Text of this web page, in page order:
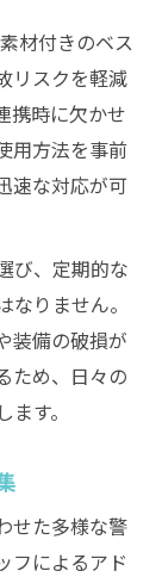
材付きのベス
リスクを軽減
携時に欠かせ
用方法を事前
速な対応が可
び、定期的な
りません。
装備の破損が
ため、日々の
す。
せた多様な警
フによるアド